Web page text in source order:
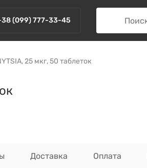
(099) 777-33-45
25 мкг, 50 таблеток
Доставка Оплата